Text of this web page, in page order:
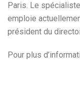
Paris. Le
emploie
président du
Pour plus